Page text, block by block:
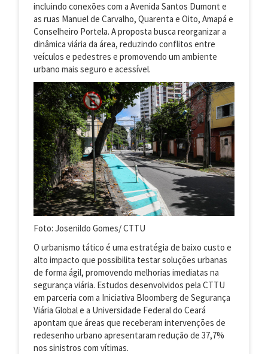
incluindo conexões com a Avenida Santos Dumont e
as ruas Manuel de Carvalho, Quarenta e Oito, Amapá e
Conselheiro Portela. A proposta busca reorganizar a
dinâmica viária da área, reduzindo conflitos entre
veículos e pedestres e promovendo um ambiente
urbano mais seguro e acessível.
Foto: Josenildo Gomes/ CTTU
O urbanismo tático é uma estratégia de baixo custo e
alto impacto que possibilita testar soluções urbanas
de forma ágil, promovendo melhorias imediatas na
segurança viária. Estudos desenvolvidos pela CTTU
em parceria com a Iniciativa Bloomberg de Segurança
Viária Global e a Universidade Federal do Ceará
apontam que áreas que receberam intervenções de
redesenho urbano apresentaram redução de 37,7%
nos sinistros com vítimas.